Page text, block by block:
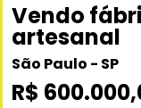
Vendo
artesanal
São Paulo - SP
R$